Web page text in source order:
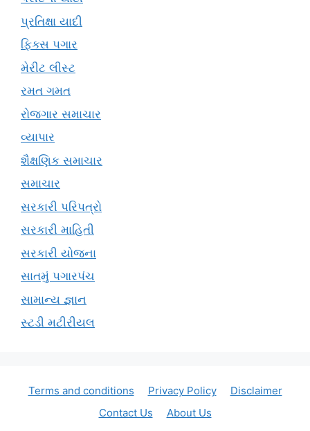
પ્રતિક્ષા યાદી
ફિક્સ પગાર
મેરીટ લીસ્ટ
રમત ગમત
રોજગાર સમાચાર
વ્યાપાર
શૈક્ષણિક સમાચાર
સમાચાર
સરકારી પરિપત્રો
સરકારી માહિતી
સરકારી યોજના
સાતમું પગારપંચ
સામાન્ય જ્ઞાન
સ્ટડી મટીરીયલ
Terms and conditions Privacy Policy
Disclaimer
Contact Us
About Us